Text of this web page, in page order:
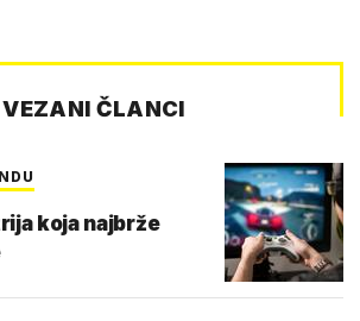
VEZANI ČLANCI
koja najbrže